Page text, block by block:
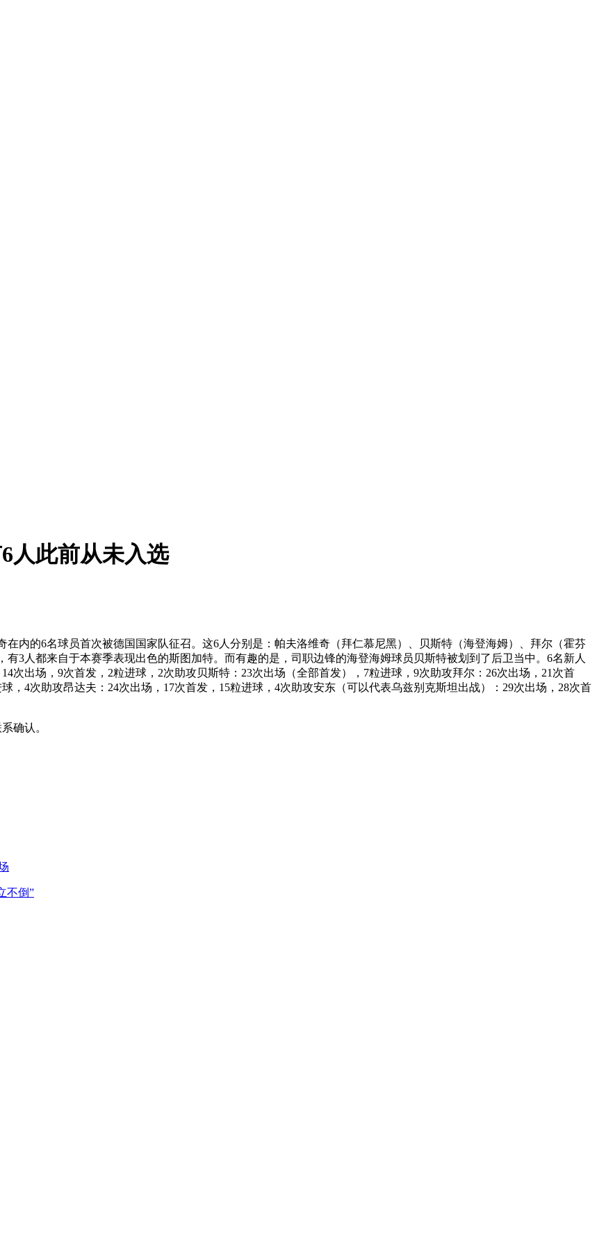
人此前从未入选
内的6名球员首次被德国国家队征召。这6人分别是：帕夫洛维奇（拜仁慕尼黑）、贝斯特（海登海姆）、拜尔（霍芬
3人都来自于本赛季表现出色的斯图加特。而有趣的是，司职边锋的海登海姆球员贝斯特被划到了后卫当中。6名新人
次出场，9次首发，2粒进球，2次助攻贝斯特：23次出场（全部首发），7粒进球，9次助攻拜尔：26次出场，21次首
，4次助攻昂达夫：24次出场，17次首发，15粒进球，4次助攻安东（可以代表乌兹别克斯坦出战）：29次出场，28次首
确认。
不倒”